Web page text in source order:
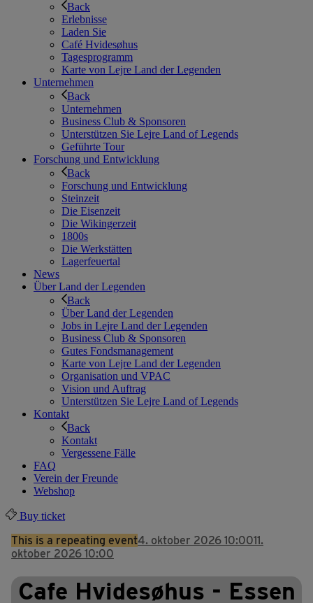
Back
Erlebnisse
Laden Sie
Café Hvidesøhus
Tagesprogramm
Karte von Lejre Land der Legenden
Unternehmen
Back
Unternehmen
Business Club & Sponsoren
Unterstützen Sie Lejre Land of Legends
Geführte Tour
Forschung und Entwicklung
Back
Forschung und Entwicklung
Steinzeit
Die Eisenzeit
Die Wikingerzeit
1800s
Die Werkstätten
Lagerfeuertal
News
Über Land der Legenden
Back
Über Land der Legenden
Jobs in Lejre Land der Legenden
Business Club & Sponsoren
Gutes Fondsmanagement
Karte von Lejre Land der Legenden
Organisation und VPAC
Vision und Auftrag
Unterstützen Sie Lejre Land of Legends
Kontakt
Back
Kontakt
Vergessene Fälle
FAQ
Verein der Freunde
Webshop
Buy ticket
This is a repeating event4. oktober 2026 10:0011.
oktober 2026 10:00
Cafe Hvidesøhus - Essen